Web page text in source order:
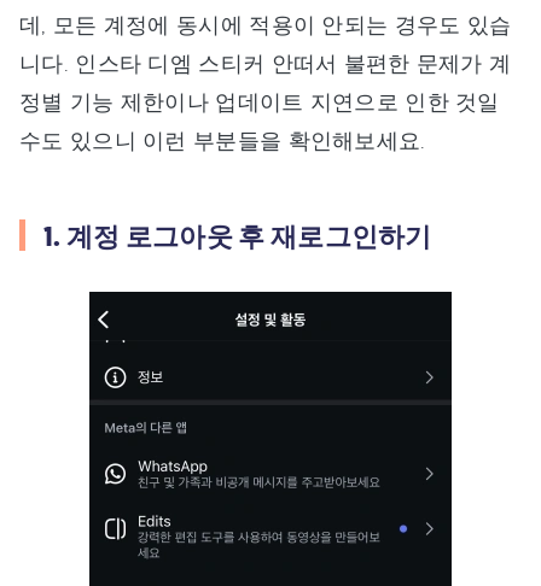
데, 모든 계정에 동시에 적용이 안되는 경우도 있습
니다. 인스타 디엠 스티커 안떠서 불편한 문제가 계
정별 기능 제한이나 업데이트 지연으로 인한 것일
수도 있으니 이런 부분들을 확인해보세요.
1. 계정 로그아웃 후 재로그인하기